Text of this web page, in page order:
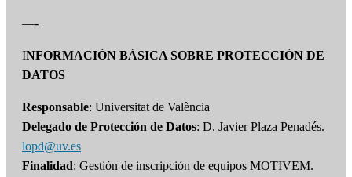
—-
INFORMACIÓN BÁSICA SOBRE PROTECCIÓN DE
DATOS
Responsable: Universitat de València
Delegado de Protección de Datos: D. Javier Plaza Penadés.
lopd@uv.es
Finalidad: Gestión de inscripción de equipos MOTIVEM.